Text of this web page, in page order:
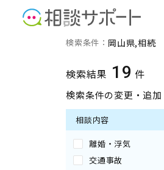
岡山県の相
検索条件： 岡山県 相続
検索結果 19 件
検索条件の変更・追加
相談内容
離婚・浮気
交通事故